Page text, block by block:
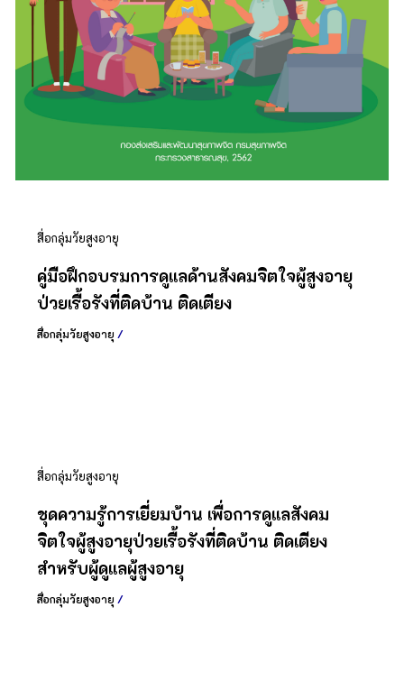
สื่อกลุ่มวัยสูงอายุ
คู่มือฝึกอบรมการดูแลด้านสังคมจิตใจผู้สูงอายุ
ป่วยเรื้อรังที่ติดบ้าน ติดเตียง
สื่อกลุ่มวัยสูงอายุ /
สื่อกลุ่มวัยสูงอายุ
ชุดความรู้การเยี่ยมบ้าน เพื่อการดูแลสังคม
จิตใจผู้สูงอายุป่วยเรื้อรังที่ติดบ้าน ติดเตียง
สำหรับผู้ดูแลผู้สูงอายุ
สื่อกลุ่มวัยสูงอายุ /